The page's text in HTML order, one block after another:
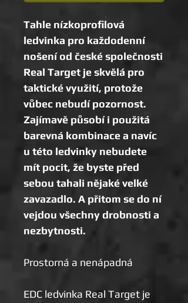
Tahle nízkoprofilová
ledvinka pro každodenní
nošení od české společnosti
Real Target je skvělá pro
taktické využití, protože
vůbec nebudí pozornost.
Zajímavě působí i použitá
barevná kombinace a navíc
u této ledvinky nebudete
mít pocit, že byste před
sebou tahali nějaké velké
zavazadlo. A přitom se do ní
vejdou všechny drobnosti a
nezbytnosti.
Prostorná a nenápadná
EDC ledvinka Real Target je